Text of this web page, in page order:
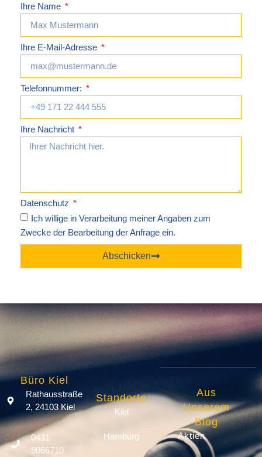
Ihre Name
Ihre E-Mail-Adresse
Telefonnummer:
Ihre Nachricht
Datenschutz
Ich willige in Verarbeitung meiner Angaben zum
Zwecke der Bearbeitung der Anfrage ein.
Abschicken
Büro Kiel
Rathausstraße
2, 24103 Kiel
0431
9066710
Standorte
Kiel
Hamburg
Aus
Unserem
Blog
Aktien